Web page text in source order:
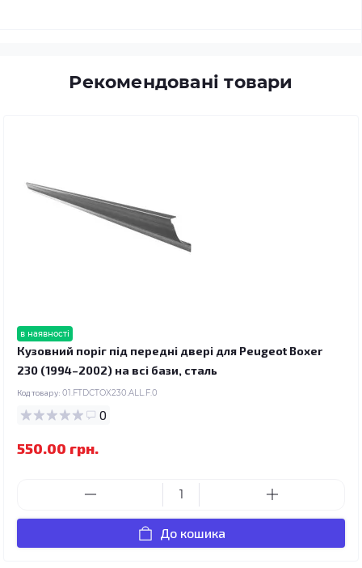
Рекомендовані товари
в наявності
Кузовний поріг під передні двері для Peugeot Boxer
230 (1994–2002) на всі бази, сталь
Код товару: 01.FTDCTOX230.ALL.F.0
0
550.00 грн.
До кошика